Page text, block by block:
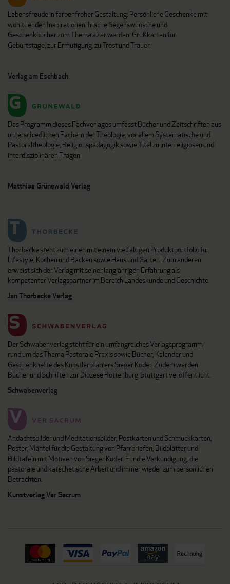
Lebensfreude in farbenfroher Gestaltung: Persönliche Geschenke mit
wohltuenden Inspirationen. Irische Segenswünsche und
Geschenkbücher zum Thema älter werden. Grußkarten für
Geburtstage, zur Ermutigung, zu Trost und Trauer.
Verlag am Eschbach
Das Programm dieses Fachverlages umfasst Bücher und Zeitschriften aus
unterschiedlichen Fächern der Theologie, vor allem Systematische und
Pastoraltheologie, Religionspädagogik sowie Titel zu interreligiösen und
interdisziplinären Fragen.
Matthias Grünewald Verlag
Thorbecke steht zum einen mit einem vielfältigen Produktportfolio für
Lifestyle, Kochen und Backen sowie Haus und Garten. Zum anderen
erweist sich der Verlag mit seiner langjährigen Erfahrung als
kompetenter Verlagspartner im Bereich Landeskunde und Geschichte.
Jan Thorbecke Verlag
Der Schwabenverlag steht für ein umfangreiches Verlagsprogramm
rund um das Thema Pastorale Praxis sowie Bücher, Kalender und
Geschenkhefte des Künstlerpfarrers Sieger Köder. Zudem werden
Bücher und Schriften zur Diözese Rottenburg-Stuttgart veröffentlicht.
Schwabenverlag
Andachtsbilder und Meditationsbilder, Postkarten und Schmuckkarten,
Poster, Mäntel für die Gestaltung von Pfarrbriefen, Bildblätter und
Bildtafeln mit Motiven von Sieger Köder. Für die Verkündigung, die
pastorale und katechetische Arbeit und immer wieder zum persönlichen
Betrachten.
Kunstverlag Ver Sacrum